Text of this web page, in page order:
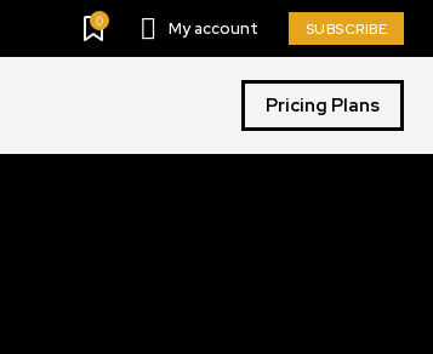
0 My account SUBSCRIBE
Pricing Plans